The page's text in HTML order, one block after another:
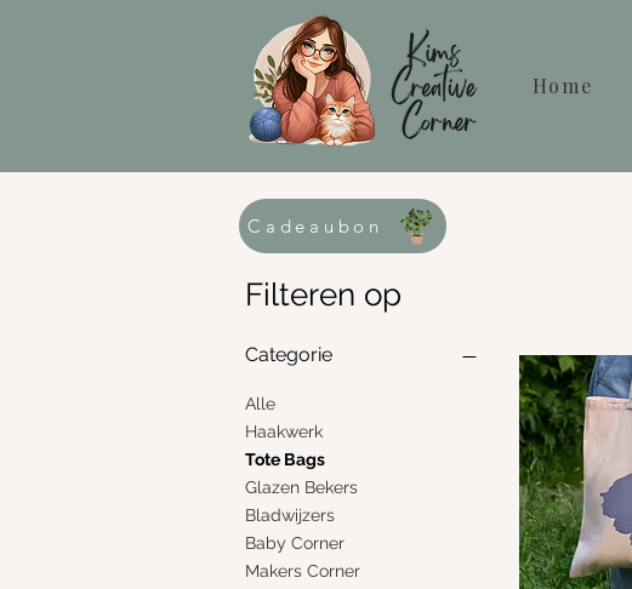
Home
Filteren op
Categorie
Alle
Haakwerk
Tote Bags
Glazen Bekers
Bladwijzers
Baby Corner
Makers Corner
Cadeaubon